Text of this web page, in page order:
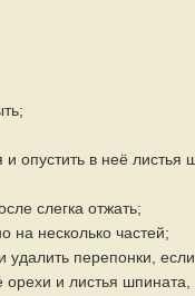
и опустить в неё
слегка отжать;
на несколько частей;
удалить перепонки,
и листья шпината,